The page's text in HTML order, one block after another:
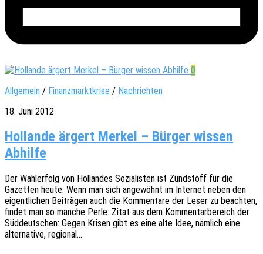
0
Allgemein / Finanzmarktkrise / Nachrichten
18. Juni 2012
Hollande ärgert Merkel – Bürger wissen
Abhilfe
Der Wahl­er­folg von Hollan­des Sozia­lis­ten ist Zünd­stoff für die
Gazet­ten heute. Wenn man sich ange­wöhnt im Inter­net neben den
eigent­li­chen Beiträ­gen auch die Kommen­ta­re der Leser zu beach­ten,
findet man so manche Perle: Zitat aus dem Kommen­tar­be­reich der
Süddeut­schen: Gegen Krisen gibt es eine alte Idee, nämlich eine
alter­na­ti­ve, regional…